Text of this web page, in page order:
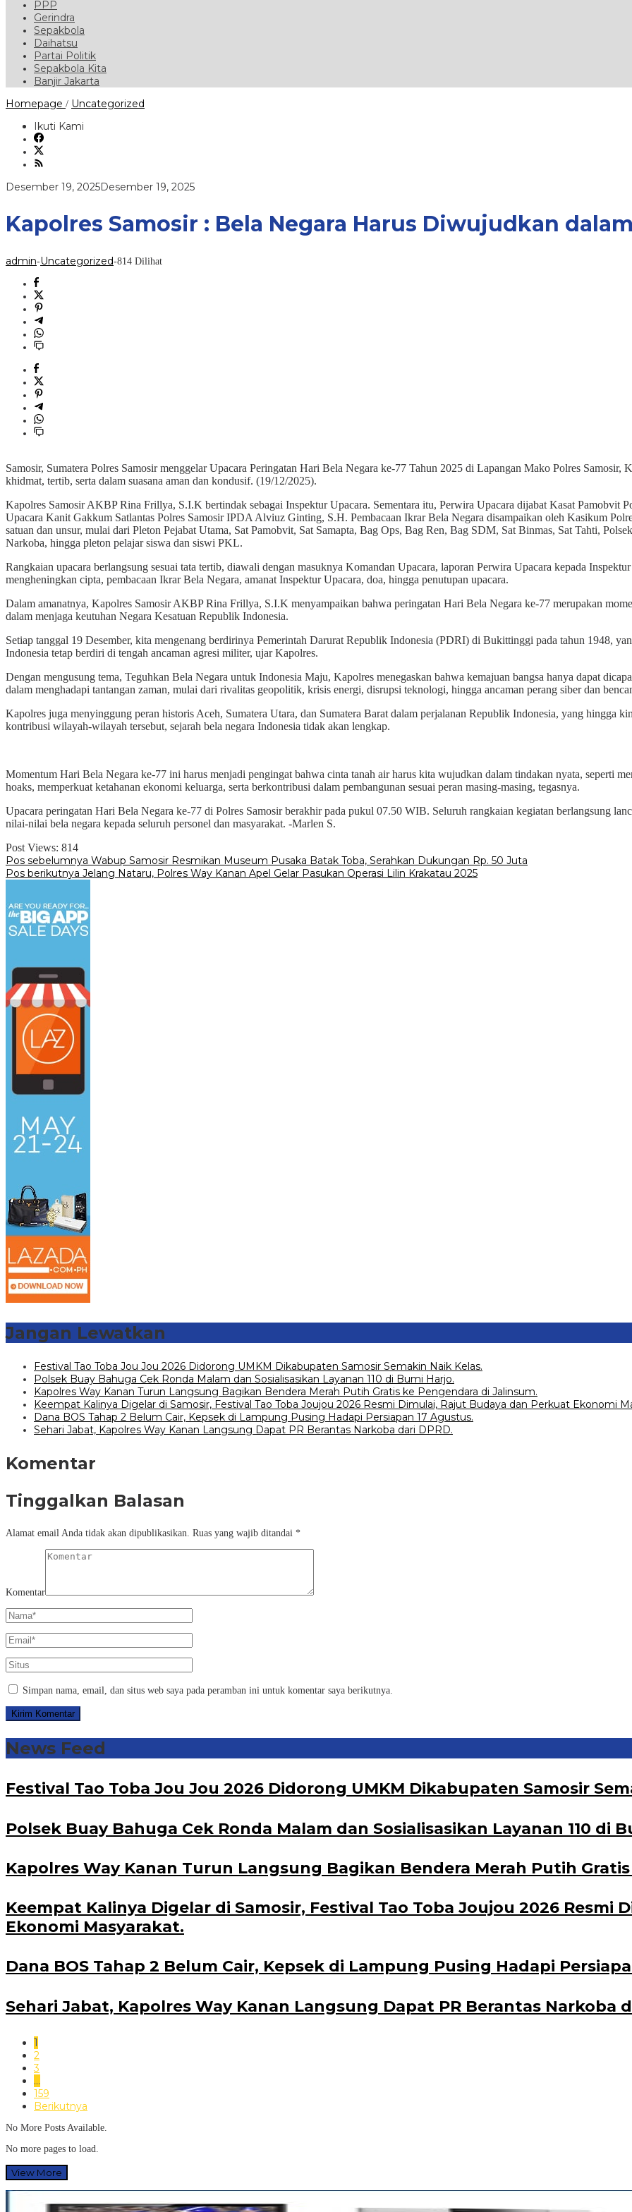
PPP
Gerindra
Sepakbola
Daihatsu
Partai Politik
Sepakbola Kita
Banjir Jakarta
Homepage / Uncategorized
dalam
Tindakan
Ikuti Kami
Desember 19, 2025Desember 19, 2025oleh
Kapolres Samosir : Bela Negara Harus Diwujudkan
admin-Uncategorized-814 Dilihat
Samosir, Sumatera Polres Samosir menggelar Upacara Peringatan Hari Bela Negara ke-77 Tahun 2025 di Lapangan Mako Polres
khidmat, tertib, serta dalam suasana aman dan kondusif. (19/12/2025).
Kapolres Samosir AKBP Rina Frillya, S.I.K bertindak sebagai Inspektur Upacara. Sementara itu, Perwira Upacara dijabat Kasat Pamobvit
Upacara Kanit Gakkum Satlantas Polres Samosir IPDA Alviuz Ginting, S.H. Pembacaan Ikrar Bela Negara disampaikan oleh Kasikum
satuan dan unsur, mulai dari Pleton Pejabat Utama, Sat Pamobvit, Sat Samapta, Bag Ops, Bag Ren, Bag SDM, Sat Binmas, Sat Tahti,
Narkoba, hingga pleton pelajar siswa dan siswi PKL.
Rangkaian upacara berlangsung sesuai tata tertib, diawali dengan masuknya Komandan Upacara, laporan Perwira Upacara kepada
mengheningkan cipta, pembacaan Ikrar Bela Negara, amanat Inspektur Upacara, doa, hingga penutupan upacara.
Dalam amanatnya, Kapolres Samosir AKBP Rina Frillya, S.I.K menyampaikan bahwa peringatan Hari Bela Negara ke-77 merupakan
dalam menjaga keutuhan Negara Kesatuan Republik Indonesia.
Setiap tanggal 19 Desember, kita mengenang berdirinya Pemerintah Darurat Republik Indonesia (PDRI) di Bukittinggi pada tahun 1948,
Indonesia tetap berdiri di tengah ancaman agresi militer, ujar Kapolres.
Dengan mengusung tema, Teguhkan Bela Negara untuk Indonesia Maju, Kapolres menegaskan bahwa kemajuan bangsa hanya dapat
dalam menghadapi tantangan zaman, mulai dari rivalitas geopolitik, krisis energi, disrupsi teknologi, hingga ancaman perang siber dan
Kapolres juga menyinggung peran historis Aceh, Sumatera Utara, dan Sumatera Barat dalam perjalanan Republik Indonesia, yang hingga
kontribusi wilayah-wilayah tersebut, sejarah bela negara Indonesia tidak akan lengkap.
Momentum Hari Bela Negara ke-77 ini harus menjadi pengingat bahwa cinta tanah air harus kita wujudkan dalam tindakan nyata, seperti
hoaks, memperkuat ketahanan ekonomi keluarga, serta berkontribusi dalam pembangunan sesuai peran masing-masing, tegasnya.
Upacara peringatan Hari Bela Negara ke-77 di Polres Samosir berakhir pada pukul 07.50 WIB. Seluruh rangkaian kegiatan berlangsung
nilai-nilai bela negara kepada seluruh personel dan masyarakat. -Marlen S.
Post Views: 814
Navigasi
pos
Pos sebelumnya Wabup Samosir Resmikan Museum Pusaka Batak Toba, Serahkan Dukungan Rp. 50 Juta
Pos berikutnya Jelang Nataru, Polres Way Kanan Apel Gelar Pasukan Operasi Lilin Krakatau 2025
Jangan Lewatkan
Festival Tao Toba Jou Jou 2026 Didorong UMKM Dikabupaten Samosir Semakin Naik Kelas.
Polsek Buay Bahuga Cek Ronda Malam dan Sosialisasikan Layanan 110 di Bumi Harjo.
Kapolres Way Kanan Turun Langsung Bagikan Bendera Merah Putih Gratis ke Pengendara di Jalinsum.
Keempat Kalinya Digelar di Samosir, Festival Tao Toba Joujou 2026 Resmi Dimulai, Rajut Budaya dan Perkuat Ekonomi
Dana BOS Tahap 2 Belum Cair, Kepsek di Lampung Pusing Hadapi Persiapan 17 Agustus.
Sehari Jabat, Kapolres Way Kanan Langsung Dapat PR Berantas Narkoba dari DPRD.
Komentar
Tinggalkan Balasan
Alamat email Anda tidak akan dipublikasikan. Ruas yang wajib ditandai *
Komentar
Simpan nama, email, dan situs web saya pada peramban ini untuk komentar saya berikutnya.
News Feed
Festival Tao Toba Jou Jou 2026 Didorong UMKM Dikabupaten Samosir
Polsek Buay Bahuga Cek Ronda Malam dan Sosialisasikan Layanan 110 di
Kapolres Way Kanan Turun Langsung Bagikan Bendera Merah Putih
Keempat Kalinya Digelar di Samosir, Festival Tao Toba Joujou 2026 Resmi
Ekonomi Masyarakat.
Dana BOS Tahap 2 Belum Cair, Kepsek di Lampung Pusing Hadapi
Sehari Jabat, Kapolres Way Kanan Langsung Dapat PR Berantas Narkoba
1
2
3
…
159
Berikutnya
No More Posts Available.
No more pages to load.
View More